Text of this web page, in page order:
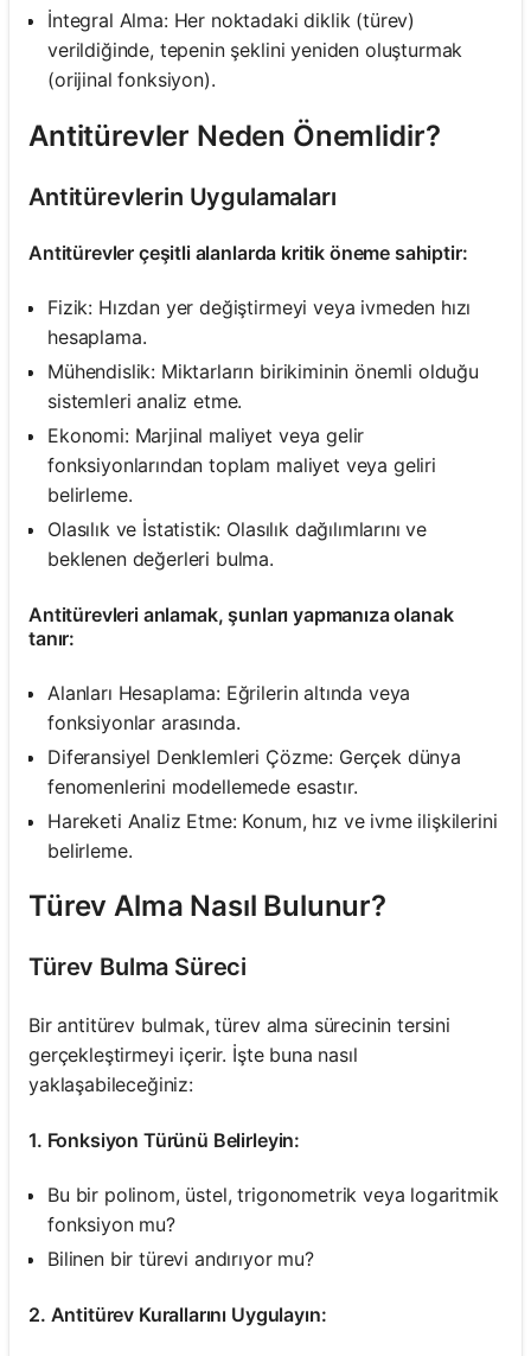
İntegral Alma: Her noktadaki diklik (türev)
verildiğinde, tepenin şeklini yeniden oluşturmak
(orijinal fonksiyon).
Antitürevler Neden Önemlidir?
Antitürevlerin Uygulamaları
Antitürevler çeşitli alanlarda kritik öneme sahiptir:
Fizik: Hızdan yer değiştirmeyi veya ivmeden hızı
hesaplama.
Mühendislik: Miktarların birikiminin önemli olduğu
sistemleri analiz etme.
Ekonomi: Marjinal maliyet veya gelir
fonksiyonlarından toplam maliyet veya geliri
belirleme.
Olasılık ve İstatistik: Olasılık dağılımlarını ve
beklenen değerleri bulma.
Antitürevleri anlamak, şunları yapmanıza olanak
tanır:
Alanları Hesaplama: Eğrilerin altında veya
fonksiyonlar arasında.
Diferansiyel Denklemleri Çözme: Gerçek dünya
fenomenlerini modellemede esastır.
Hareketi Analiz Etme: Konum, hız ve ivme ilişkilerini
belirleme.
Türev Alma Nasıl Bulunur?
Türev Bulma Süreci
Bir antitürev bulmak, türev alma sürecinin tersini
gerçekleştirmeyi içerir. İşte buna nasıl
yaklaşabileceğiniz:
1. Fonksiyon Türünü Belirleyin:
Bu bir polinom, üstel, trigonometrik veya logaritmik
fonksiyon mu?
Bilinen bir türevi andırıyor mu?
2. Antitürev Kurallarını Uygulayın: